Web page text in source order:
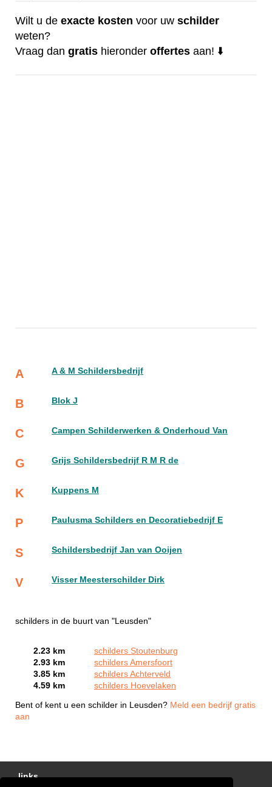
Wilt u de exacte kosten voor uw schilder
weten?
Vraag dan gratis hieronder offertes aan! ⬇️
A A & M Schildersbedrijf
B Blok J
C Campen Schilderwerken & Onderhoud Van
G Grijs Schildersbedrijf R M R de
K Kuppens M
P Paulusma Schilders en Decoratiebedrijf E
S Schildersbedrijf Jan van Ooijen
V Visser Meesterschilder Dirk
schilders in de buurt van "Leusden"
2.23 km
schilders Stoutenburg
2.93 km
schilders Amersfoort
3.85 km
schilders Achterveld
4.59 km
schilders Hoevelaken
Bent of kent u een schilder in Leusden? Meld een bedrijf gratis
aan
links